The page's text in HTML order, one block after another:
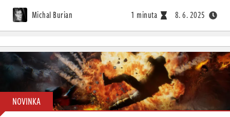
Michal Burian 1 minuta 8. 6. 2025
NOVINKA